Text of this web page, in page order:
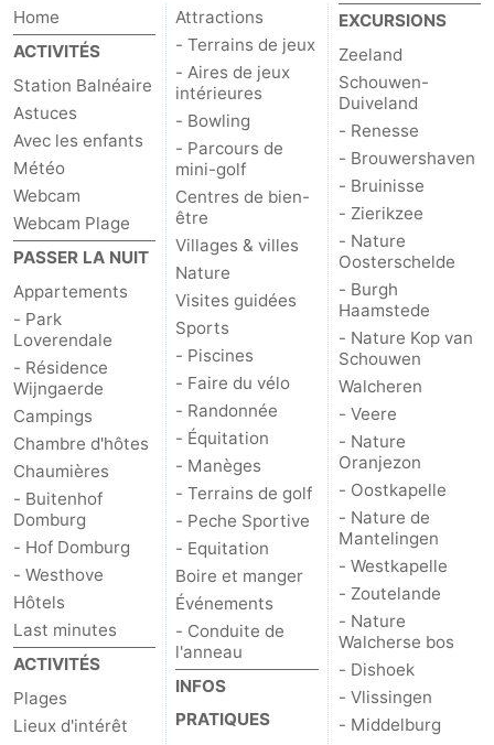
Home
ACTIVITÉS
Station Balnéaire
Astuces
Avec les enfants
Météo
Webcam
Webcam Plage
PASSER LA NUIT
Appartements
- Park
Loverendale
- Résidence
Wijngaerde
Campings
Chambre d'hôtes
Chaumières
- Buitenhof
Domburg
- Hof Domburg
- Westhove
Hôtels
Last minutes
ACTIVITÉS
Plages
Lieux d'intérêt
Attractions
- Terrains de jeux
- Aires de jeux
intérieures
- Bowling
- Parcours de
mini-golf
Centres de bien-
être
Villages & villes
Nature
Visites guidées
Sports
- Piscines
- Faire du vélo
- Randonnée
- Équitation
- Manèges
- Terrains de golf
- Peche Sportive
- Equitation
Boire et manger
Événements
- Conduite de
l'anneau
INFOS
PRATIQUES
EXCURSIONS
Zeeland
Schouwen-
Duiveland
- Renesse
- Brouwershaven
- Bruinisse
- Zierikzee
- Nature
Oosterschelde
- Burgh
Haamstede
- Nature Kop van
Schouwen
Walcheren
- Veere
- Nature
Oranjezon
- Oostkapelle
- Nature de
Mantelingen
- Westkapelle
- Zoutelande
- Nature
Walcherse bos
- Dishoek
- Vlissingen
- Middelburg